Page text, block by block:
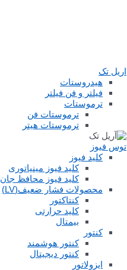
اریل تک
هیدروستات
فیلتر و فن فیلتر
ترموستات
ترموستات فن
ترموستات هیتر
توس فیوز
کلید فیوز
کلید فیوز مینیاتوری
کلید فیوز محافظ جان
محصولات فشار ضعیف(LV)
کنتاکتور
کلید حرارتی
بیمتال
کنتور
کنتور هوشمند
کنتور دیجیتال
ایزولاتور